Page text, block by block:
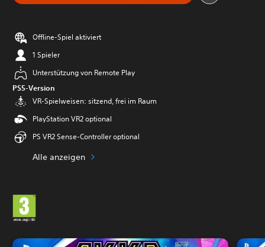
Offline-Spiel aktiviert
1 Spieler
Unterstützung von Remote Play
PS5-Version
VR-Spielweisen: sitzend, frei im Raum
PlayStation VR2 optional
PS VR2 Sense-Controller optional
Alle anzeigen